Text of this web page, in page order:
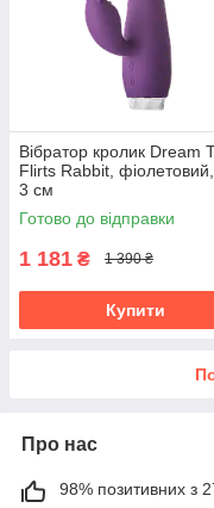
Вібратор кролик Dream
Flirts Rabbit,
3 см
Готово до відправки
1 181 ₴ 1 390 ₴
Купити
Про нас
98% позитивних з